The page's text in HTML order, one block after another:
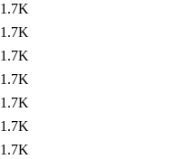
1.7K
1.7K
1.7K
1.7K
1.7K
1.7K
1.7K